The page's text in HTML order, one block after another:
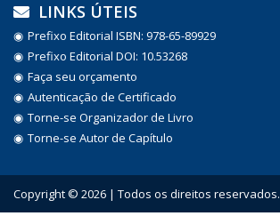
LINKS ÚTEIS
Prefixo Editorial ISBN: 978-65-89929
Prefixo Editorial DOI: 10.53268
Faça seu orçamento
Autenticação de Certificado
Torne-se Organizador de Livro
Torne-se Autor de Capítulo
Copyright © 2026 | Todos os direitos reservados.